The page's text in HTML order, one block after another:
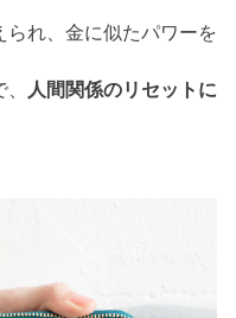
れ、金に似たパワーを
人間関係のリセットに